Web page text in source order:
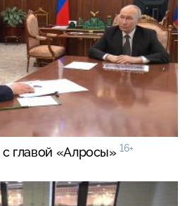
главой «Алросы» 16+